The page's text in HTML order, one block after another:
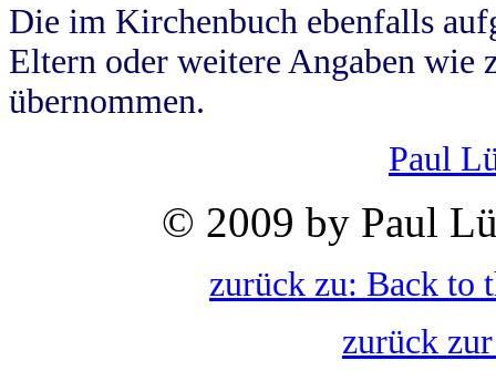
Die im Kirchenbuch ebenfalls
Eltern oder weitere Angaben wie
übernommen.
Paul
© 2009 by Paul
zurück zu: Back to
zurück